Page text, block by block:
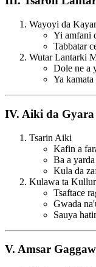
Wayoyi da
Yi amfani
Tabbatar
Wutar Lantarki
Dole ne a
Ya
IV. Aiki da Gyara
Tsarin Aiki
Kafin a
Ba a
Kula da
Kulawa ta
Tsaftace
Gwada
Sauya
V. Amsar